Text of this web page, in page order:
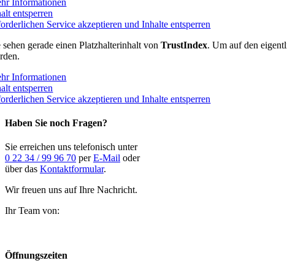
entsperren
Service akzeptieren und Inhalte entsperren
sehen gerade einen Platzhalterinhalt vonTrustIndex. Um auf den
Informationen
entsperren
Service akzeptieren und Inhalte entsperren
Haben Sie noch Fragen?
Sie erreichen uns telefonisch unter
0 22 34 / 99 96 70 perE-Mail oder
über das Kontaktformular.
Wir freuen uns auf Ihre Nachricht.
Ihr Team von:
Öffnungszeiten